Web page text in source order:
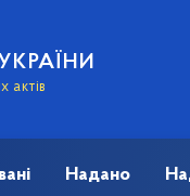
актів
Надано